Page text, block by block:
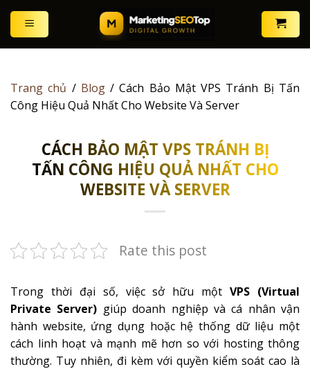
Skip
content
Trang chủ / Blog/Cách Bảo Mật VPS Tránh Bị Tấn
Công Hiệu Quả Nhất Cho Website Và Server
CÁCH BẢO MẬT VPS TRÁNH BỊ
TẤN CÔNG HIỆU QUẢ NHẤT CHO
WEBSITE VÀ SERVER
Rate this post
Trong thời đại số, việc sở hữu mộtVPS (Virtual
Private Server) giúp doanh nghiệp và cá nhân vận
hành website, ứng dụng hoặc hệ thống dữ liệu một
cách linh hoạt và mạnh mẽ hơn so với hosting thông
thường. Tuy nhiên, đi kèm với quyền kiểm soát cao là